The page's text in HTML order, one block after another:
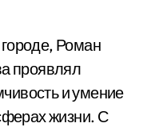
Роман
проявлял
и умение
жизни. С